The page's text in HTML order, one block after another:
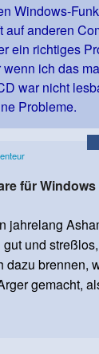
Windows-
anderen
ein richtiges
ich das
war nicht
Probleme.
für Windows
jahrelang
und
dazu brennen,
gemacht,